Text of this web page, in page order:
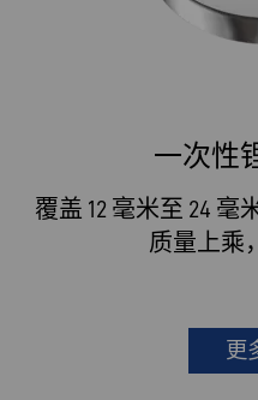
一次性
覆盖 12 毫米至 24 毫
质量上乘
更